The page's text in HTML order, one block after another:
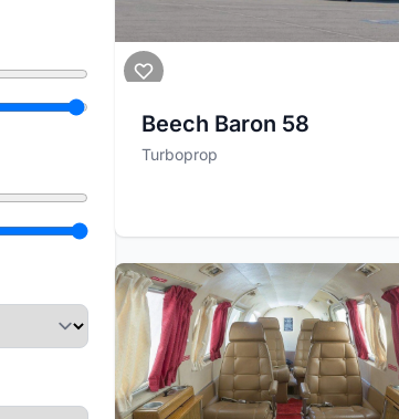
Beech Baron 58
Turboprop